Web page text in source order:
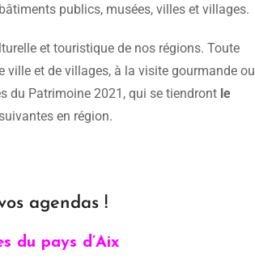
publics, musées, villes et villages.
et touristique de nos régions. Toute
ville et de villages, à la visite gourmande ou
du Patrimoine 2021, qui se tiendront le
en région.
agendas !
du pays d’Aix